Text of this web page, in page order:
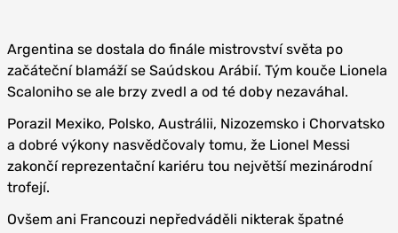
Argentina se dostala do finále mistrovství světa po
začáteční blamáží se Saúdskou Arábií. Tým kouče Lionela
Scaloniho se ale brzy zvedl a od té doby nezaváhal.
Porazil Mexiko, Polsko, Austrálii, Nizozemsko i Chorvatsko
a dobré výkony nasvědčovaly tomu, že Lionel Messi
zakončí reprezentační kariéru tou největší mezinárodní
trofejí.
Ovšem ani Francouzi nepředváděli nikterak špatné